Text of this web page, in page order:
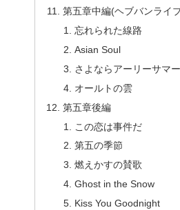
第五章中編(ヘブバンライ
忘れられた線路
Asian Soul
さよならアーリーサマー
オールトの雲
第五章後編
この恋は事件だ
第五の季節
燃えかすの賛歌
Ghost in the Snow
Kiss You Goodnight